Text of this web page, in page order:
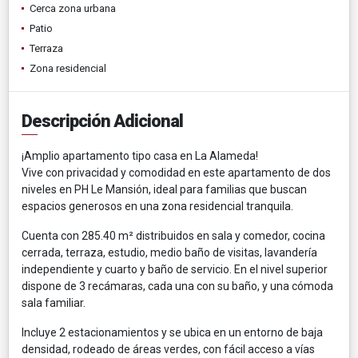
Cerca zona urbana
Patio
Terraza
Zona residencial
Descripción Adicional
¡Amplio apartamento tipo casa en La Alameda!
Vive con privacidad y comodidad en este apartamento de dos
niveles en PH Le Mansión, ideal para familias que buscan
espacios generosos en una zona residencial tranquila.
Cuenta con 285.40 m² distribuidos en sala y comedor, cocina
cerrada, terraza, estudio, medio baño de visitas, lavandería
independiente y cuarto y baño de servicio. En el nivel superior
dispone de 3 recámaras, cada una con su baño, y una cómoda
sala familiar.
Incluye 2 estacionamientos y se ubica en un entorno de baja
densidad, rodeado de áreas verdes, con fácil acceso a vías